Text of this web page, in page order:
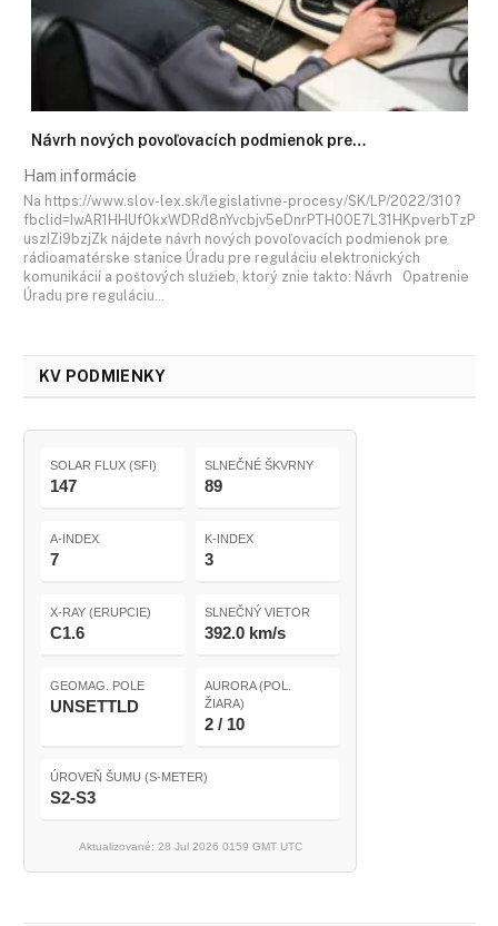
Návrh nových povoľovacích podmienok pre…
Ham informácie
Na https://www.slov-lex.sk/legislativne-procesy/SK/LP/2022/310?
fbclid=IwAR1HHUfOkxWDRd8nYvcbjv5eDnrPTH0OE7L31HKpverbTzP
uszIZi9bzjZk nájdete návrh nových povoľovacích podmienok pre
rádioamatérske stanice Úradu pre reguláciu elektronických
komunikácií a poštových služieb, ktorý znie takto: Návrh Opatrenie
Úradu pre reguláciu…
KV PODMIENKY
SOLAR FLUX (SFI)
147
SLNEČNÉ ŠKVRNY
89
A-INDEX
7
K-INDEX
3
X-RAY (ERUPCIE)
C1.6
SLNEČNÝ VIETOR
392.0 km/s
GEOMAG. POLE
UNSETTLD
AURORA (POL.
ŽIARA)
2 / 10
ÚROVEŇ ŠUMU (S-METER)
S2-S3
Aktualizované: 28 Jul 2026 0159 GMT UTC